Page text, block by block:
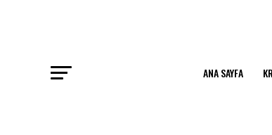
ANA SAYFA